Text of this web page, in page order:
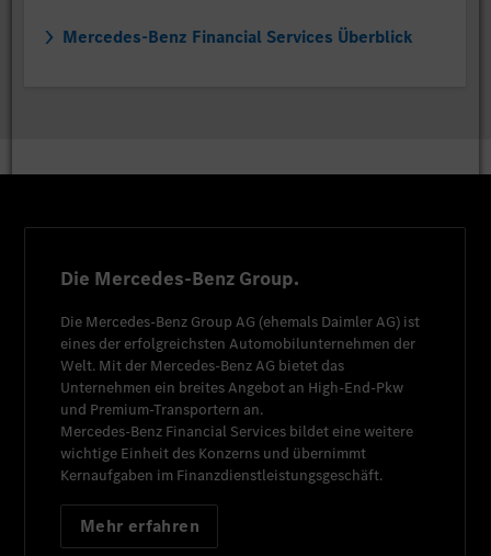
Mercedes-Benz Financial Services Überblick
Die Mercedes-Benz Group.
Die Mercedes-Benz Group AG (ehemals Daimler AG) ist
eines der erfolgreichsten Automobilunternehmen der
Welt. Mit der Mercedes-Benz AG bietet das
Unternehmen ein breites Angebot an High-End-Pkw
und Premium-Transportern an.
Mercedes-Benz Financial Services bildet eine weitere
wichtige Einheit des Konzerns und übernimmt
Kernaufgaben im Finanzdienstleistungsgeschäft.
Mehr erfahren